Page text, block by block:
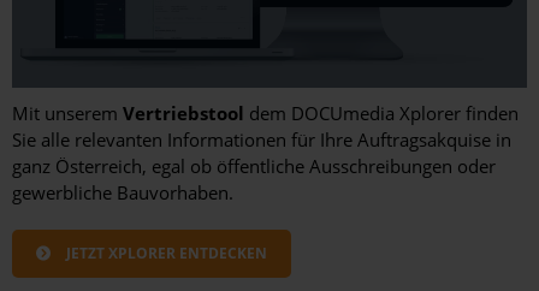
Mit unserem Vertriebstool dem DOCUmedia Xplorer finden
Sie alle relevanten Informationen für Ihre Auftragsakquise in
ganz Österreich, egal ob öffentliche Ausschreibungen oder
gewerbliche Bauvorhaben.
JETZT XPLORER ENTDECKEN